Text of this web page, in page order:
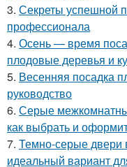
3. Секреты успешной
профессионала
4. Осень — время
плодовые деревья и
5. Весенняя посадка
руководство
6. Серые
как выбрать и
7. Темно-серые двери
идеальный вариант